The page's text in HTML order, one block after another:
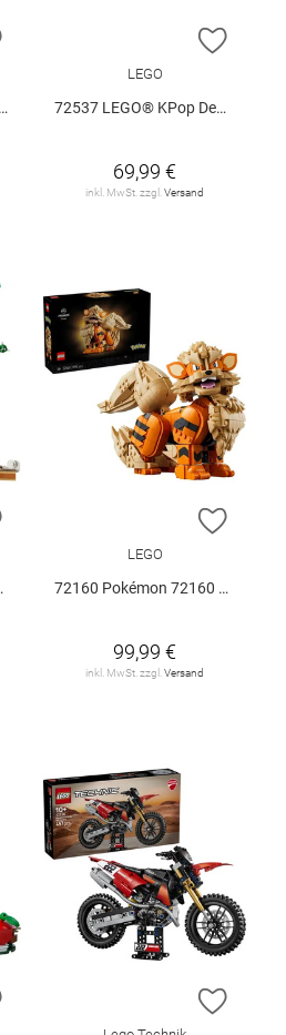
ZUR WUNSCHLISTE HINZUFÜGEN
ZUR
LEGO
72537 LEGO® KPop Demon Hunters 72537 V29
69,99 €
inkl. MwSt. zzgl.Versand
ZUR WUNSCHLISTE HINZUFÜGEN
ZUR
LEGO
72160 Pokémon 72160 V29
99,99 €
inkl. MwSt. zzgl. Versand
ZUR WUNSCHLISTE HINZUFÜGEN
ZUR